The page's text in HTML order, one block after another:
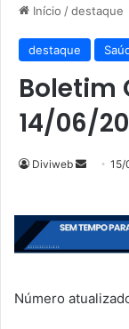
Início /destaque
destaque
Boletim
14/06/
Diviweb
Mande
mail
15/
Número